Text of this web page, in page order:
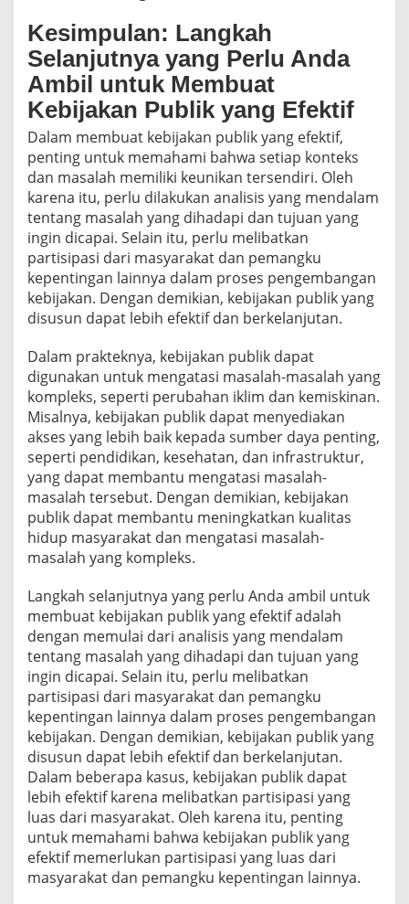
Kesimpulan: Langkah
Selanjutnya yang Perlu Anda
Ambil untuk Membuat
Kebijakan Publik yang Efektif
Dalam membuat kebijakan publik yang efektif,
penting untuk memahami bahwa setiap konteks
dan masalah memiliki keunikan tersendiri. Oleh
karena itu, perlu dilakukan analisis yang mendalam
tentang masalah yang dihadapi dan tujuan yang
ingin dicapai. Selain itu, perlu melibatkan
partisipasi dari masyarakat dan pemangku
kepentingan lainnya dalam proses pengembangan
kebijakan. Dengan demikian, kebijakan publik yang
disusun dapat lebih efektif dan berkelanjutan.
Dalam prakteknya, kebijakan publik dapat
digunakan untuk mengatasi masalah-masalah yang
kompleks, seperti perubahan iklim dan kemiskinan.
Misalnya, kebijakan publik dapat menyediakan
akses yang lebih baik kepada sumber daya penting,
seperti pendidikan, kesehatan, dan infrastruktur,
yang dapat membantu mengatasi masalah-
masalah tersebut. Dengan demikian, kebijakan
publik dapat membantu meningkatkan kualitas
hidup masyarakat dan mengatasi masalah-
masalah yang kompleks.
Langkah selanjutnya yang perlu Anda ambil untuk
membuat kebijakan publik yang efektif adalah
dengan memulai dari analisis yang mendalam
tentang masalah yang dihadapi dan tujuan yang
ingin dicapai. Selain itu, perlu melibatkan
partisipasi dari masyarakat dan pemangku
kepentingan lainnya dalam proses pengembangan
kebijakan. Dengan demikian, kebijakan publik yang
disusun dapat lebih efektif dan berkelanjutan.
Dalam beberapa kasus, kebijakan publik dapat
lebih efektif karena melibatkan partisipasi yang
luas dari masyarakat. Oleh karena itu, penting
untuk memahami bahwa kebijakan publik yang
efektif memerlukan partisipasi yang luas dari
masyarakat dan pemangku kepentingan lainnya.